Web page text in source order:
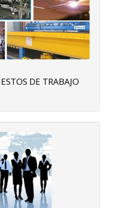
DE TRABAJO